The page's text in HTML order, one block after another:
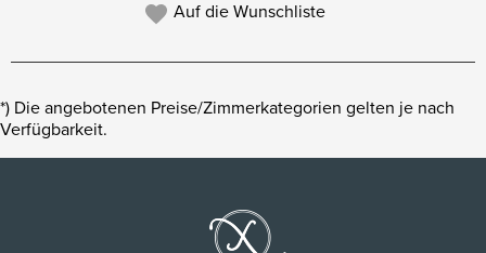
Auf die Wunschliste
*) Die angebotenen Preise/Zimmerkategorien gelten je nach
Verfügbarkeit.